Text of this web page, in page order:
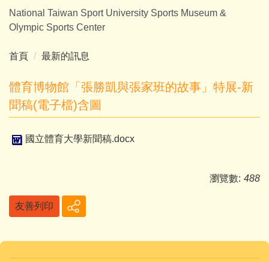
跳
到
要
容
區
National Taiwan Sport University Sports Museum &
Olympic Sports Center
首頁 最新的訊息
體育博物館「張勝凱與張家班的故事」特展-新
聞稿(電子檔)含圖
國立體育大學新聞稿.docx
瀏覽數: 488
友善列印